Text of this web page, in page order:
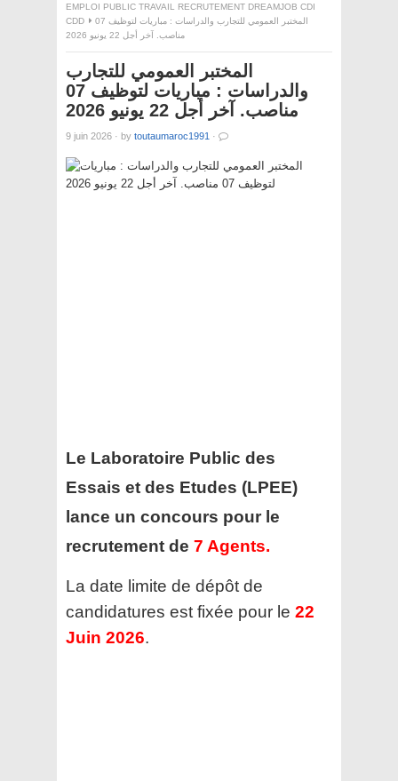
EMPLOI PUBLIC TRAVAIL RECRUTEMENT DREAMJOB CDI
CDD
المختبر العمومي للتجارب والدراسات : مباريات لتوظيف 07
مناصب. آخر أجل 22 يونيو 2026
المختبر العمومي للتجارب
والدراسات : مباريات لتوظيف 07
مناصب. آخر أجل 22 يونيو 2026
9 juin 2026 · by toutaumaroc1991 ·
Le Laboratoire Public des
Essais et des Etudes (LPEE)
lance un concours pour le
recrutement de 7 Agents.
La date limite de dépôt de
candidatures est fixée pour le 22
Juin 2026.